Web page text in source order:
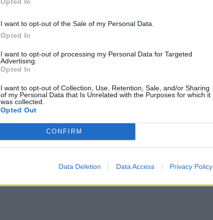
I want to opt-out of the Sale of my Personal Data.
Opted In
I want to opt-out of processing my Personal Data for Targeted
Advertising.
Opted In
I want to opt-out of Collection, Use, Retention, Sale, and/or Sharing
of my Personal Data that Is Unrelated with the Purposes for which it
was collected.
Opted Out
CONFIRM
Data Deletion Data Access Privacy Policy